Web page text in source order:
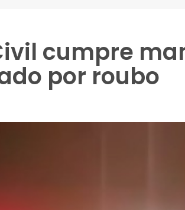
cumpre
por roubo